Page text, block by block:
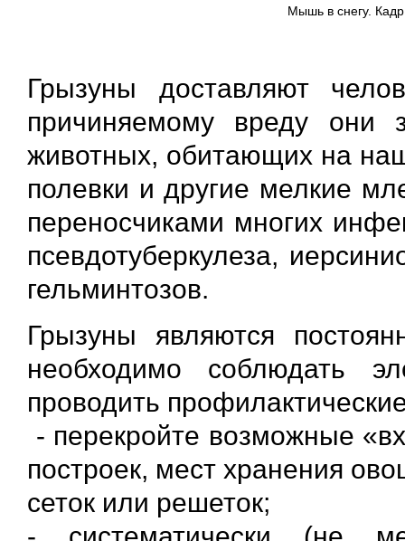
Мышь в снегу.
Грызуны доставляют
причиняемому вреду они
животных, обитающих на
полевки и другие мелкие
переносчиками многих
псевдотуберкулеза,
гельминтозов.
Грызуны являются
необходимо соблюдать
проводить
- перекройте возможные
построек, мест хранения
сеток или решеток;